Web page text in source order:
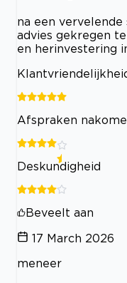
na een vervelende
advies gekregen
en herinvestering
Afspraken
Deskundigheid
Beveelt aan
17 March 2026
meneer